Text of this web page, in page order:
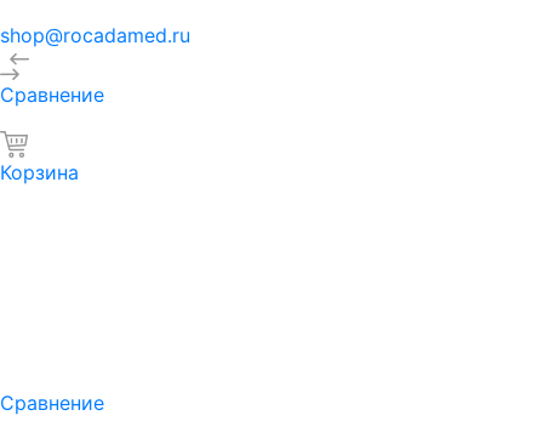
shop@rocadamed.ru
Сравнение
Корзина
Сравнение